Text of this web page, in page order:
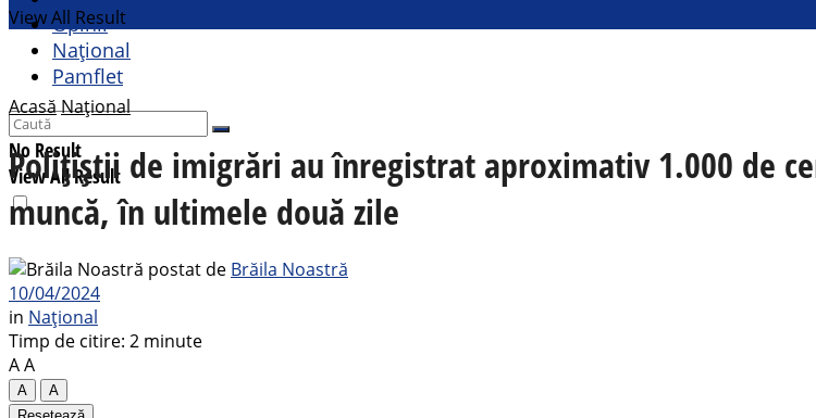
Opinii
Național
Pamflet
No Result
View All Result
View All Result
AcasăNațional
Polițiștii de imigrări au înregistrat aproximativ 1.000 de
muncă, în ultimele două zile
postat de Brăila Noastră
10/04/2024
in Național
Timp de citire: 2 minute
AA
A
A